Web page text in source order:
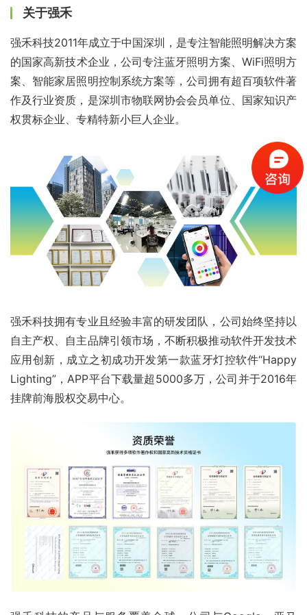
关于强禾
强禾科技2011年成立于中国深圳，是专注智能照明解决方案
的国家高新技术企业，公司专注蓝牙照明方案、WiFi照明方
案、智能家居照明控制系统方案等，公司拥有超百项软件著
作及行业资质，是深圳市物联网协会会员单位、国家知识产
权贯标企业、专精特新小巨人企业。
强禾科技拥有专业且经验丰富的研发团队，公司始终坚持以
自主产权、自主品牌引领市场，不断积极推动软件开发技术
应用创新，成立之初成功开发第一款蓝牙灯控软件“Happy
Lighting”，APP平台下载量超5000多万，公司并于2016年
挂牌前海股权交易中心。